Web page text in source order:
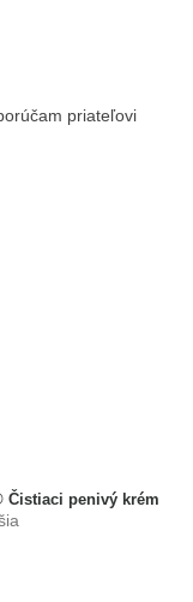
pokožkepriateľovi
Čistiaci penivý krém